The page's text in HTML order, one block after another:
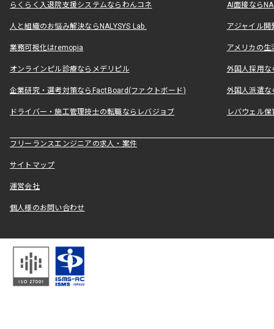
らくらく入退院支援システムならわんコネ AI面接なら
人と組織のお悩み解決ならNALYSYS Lab. アジャイル
業務可視化はremopia アメリカの
オンラインピル診療ならメデリピル 外国人採用
企業研究・選考対策ならFactBoard(ファクトボード) 外国人派遣な
ドライバー・施工管理技士の転職ならレバジョブ レバウェル
フリーランスエンジニアの求人・案件
サイトマップ
運営会社
個人様のお問い合わせ